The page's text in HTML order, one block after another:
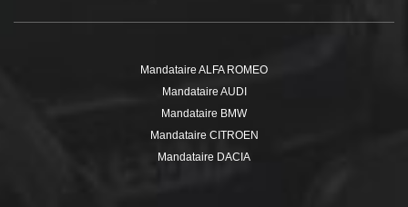
Mandataire ALFA ROMEO
Mandataire AUDI
Mandataire BMW
Mandataire CITROEN
Mandataire DACIA